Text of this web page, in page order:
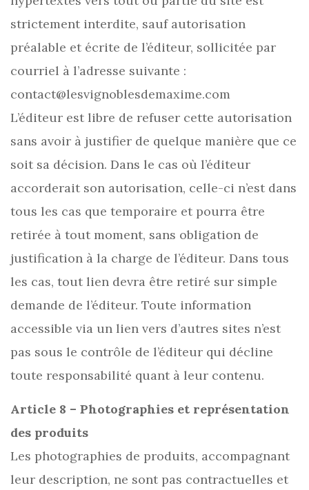
strictement interdite, sauf autorisation
préalable et écrite de l’éditeur, sollicitée par
courriel à l’adresse suivante :
contact@lesvignoblesdemaxime.com
L’éditeur est libre de refuser cette autorisation
sans avoir à justifier de quelque manière que ce
soit sa décision. Dans le cas où l’éditeur
accorderait son autorisation, celle-ci n’est dans
tous les cas que temporaire et pourra être
retirée à tout moment, sans obligation de
justification à la charge de l’éditeur. Dans tous
les cas, tout lien devra être retiré sur simple
demande de l’éditeur. Toute information
accessible via un lien vers d’autres sites n’est
pas sous le contrôle de l’éditeur qui décline
toute responsabilité quant à leur contenu.
Article 8 – Photographies et représentation
des produits
Les photographies de produits, accompagnant
leur description, ne sont pas contractuelles et